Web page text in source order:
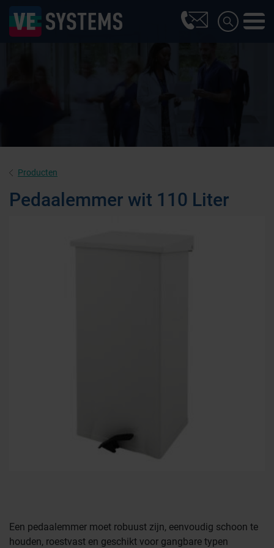
Producten
Pedaalemmer wit 110 Liter
Een pedaalemmer moet robuust zijn, eenvoudig schoon te
houden, roestvast en geschikt voor gangbare typen
Farmaceutische industrie